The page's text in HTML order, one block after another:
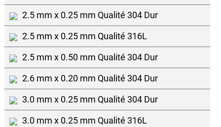
2.5 mm x 0.25 mm Qualité 304 Dur
2.5 mm x 0.25 mm Qualité 316L
2.5 mm x 0.50 mm Qualité 304 Dur
2.6 mm x 0.20 mm Qualité 304 Dur
3.0 mm x 0.25 mm Qualité 304 Dur
3.0 mm x 0.25 mm Qualité 316L